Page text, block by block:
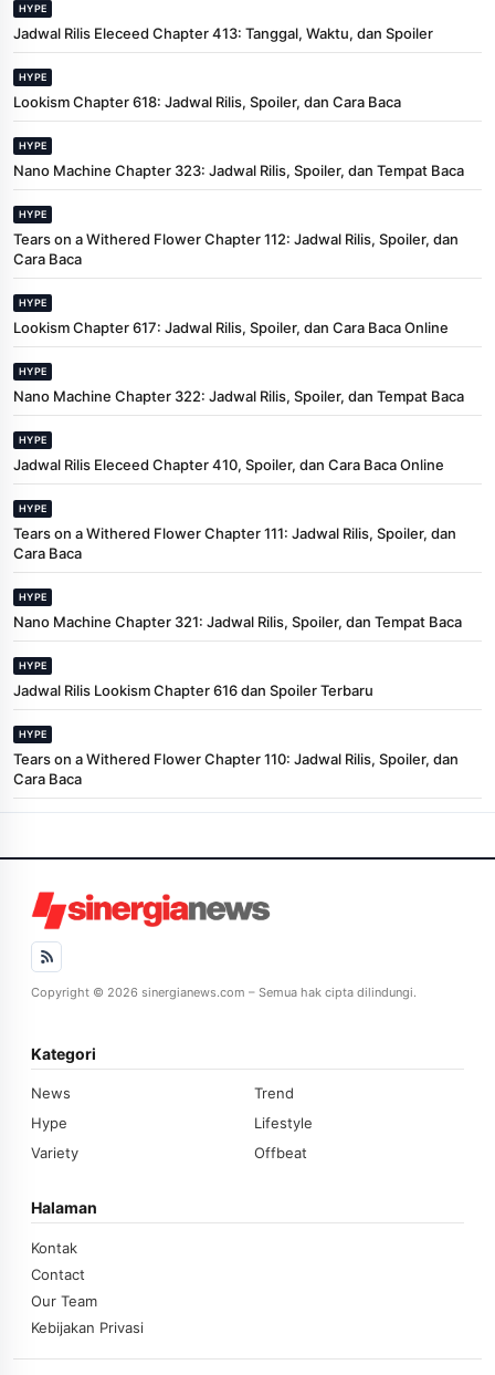
HYPE
Jadwal Rilis Eleceed Chapter 413: Tanggal, Waktu, dan Spoiler
HYPE
Lookism Chapter 618: Jadwal Rilis, Spoiler, dan Cara Baca
HYPE
Nano Machine Chapter 323: Jadwal Rilis, Spoiler, dan Tempat Baca
HYPE
Tears on a Withered Flower Chapter 112: Jadwal Rilis, Spoiler, dan
Cara Baca
HYPE
Lookism Chapter 617: Jadwal Rilis, Spoiler, dan Cara Baca Online
HYPE
Nano Machine Chapter 322: Jadwal Rilis, Spoiler, dan Tempat Baca
HYPE
Jadwal Rilis Eleceed Chapter 410, Spoiler, dan Cara Baca Online
HYPE
Tears on a Withered Flower Chapter 111: Jadwal Rilis, Spoiler, dan
Cara Baca
HYPE
Nano Machine Chapter 321: Jadwal Rilis, Spoiler, dan Tempat Baca
HYPE
Jadwal Rilis Lookism Chapter 616 dan Spoiler Terbaru
HYPE
Tears on a Withered Flower Chapter 110: Jadwal Rilis, Spoiler, dan
Cara Baca
Copyright © 2026 sinergianews.com – Semua hak cipta dilindungi.
Kategori
News
Trend
Hype
Lifestyle
Variety
Offbeat
Halaman
Kontak
Contact
Our Team
Kebijakan Privasi